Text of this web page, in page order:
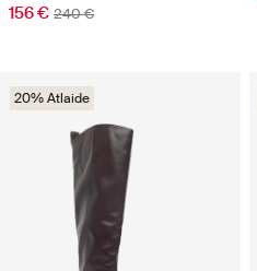
156 € 240 €
20% Atlaide